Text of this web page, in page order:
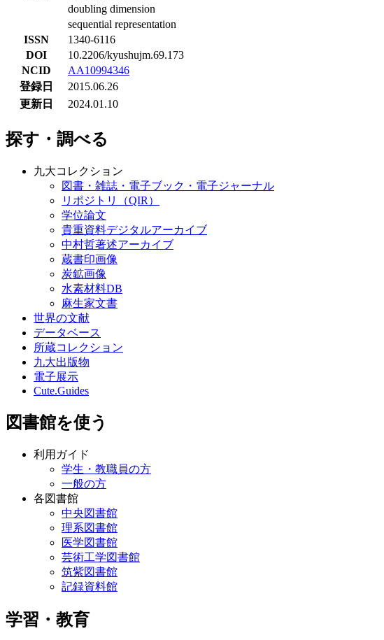
doubling dimension
sequential representation
ISSN
1340-6116
DOI
10.2206/kyushujm.69.173
NCID
AA10994346
登録日
2015.06.26
更新日
2024.01.10
探す・調べる
九大コレクション
図書・雑誌・電子ブック・電子ジャーナル
リポジトリ（QIR）
学位論文
貴重資料デジタルアーカイブ
中村哲著述アーカイブ
蔵書印画像
炭鉱画像
水素材料DB
麻生家文書
世界の文献
データベース
所蔵コレクション
九大出版物
電子展示
Cute.Guides
図書館を使う
利用ガイド
学生・教職員の方
一般の方
各図書館
中央図書館
理系図書館
医学図書館
芸術工学図書館
筑紫図書館
記録資料館
学習・教育